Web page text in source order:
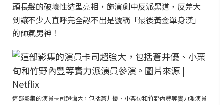
頭長髮的破壞性造型亮相，飾演劇中反派黑道，反差大
到讓不少人直呼完全認不出是號稱「最後黃金單身漢」
的帥氣男神！
這部影集的演員卡司超強大，包括蒼井優、小栗旬和竹野內豐等實力派演員